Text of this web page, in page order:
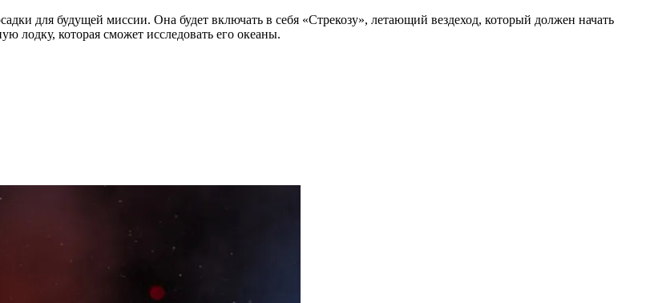
для будущей миссии. Она будет включать в себя «Стрекозу», летающий вездеход, который должен начать
лодку, которая сможет исследовать его океаны.